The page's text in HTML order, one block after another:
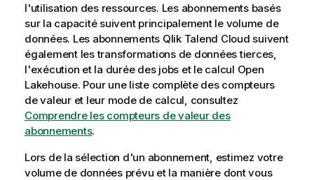
l'utilisation des ressources. Les abonnements basés
sur la capacité suivent principalement le volume de
données. Les abonnements Qlik Talend Cloud suivent
également les transformations de données tierces,
l'exécution et la durée des jobs et le calcul Open
Lakehouse. Pour une liste complète des compteurs
de valeur et leur mode de calcul, consultez
Comprendre les compteurs de valeur des
abonnements.
Lors de la sélection d'un abonnement, estimez votre
volume de données prévu et la manière dont vous